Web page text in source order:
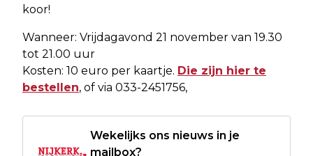
koor!
Wanneer: Vrijdagavond 21 november van 19.30
tot 21.00 uur
Kosten: 10 euro per kaartje. Die zijn hier te
bestellen, of via 033-2451756,
Wekelijks ons nieuws in je
mailbox?